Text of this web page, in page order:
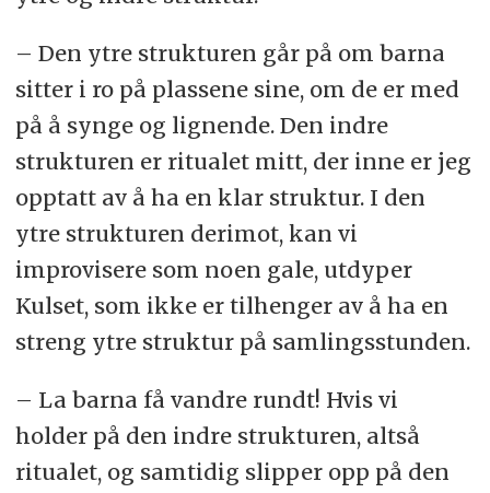
– Den ytre strukturen går på om barna
sitter i ro på plassene sine, om de er med
på å synge og lignende. Den indre
strukturen er ritualet mitt, der inne er jeg
opptatt av å ha en klar struktur. I den
ytre strukturen derimot, kan vi
improvisere som noen gale, utdyper
Kulset, som ikke er tilhenger av å ha en
streng ytre struktur på samlingsstunden.
– La barna få vandre rundt! Hvis vi
holder på den indre strukturen, altså
ritualet, og samtidig slipper opp på den